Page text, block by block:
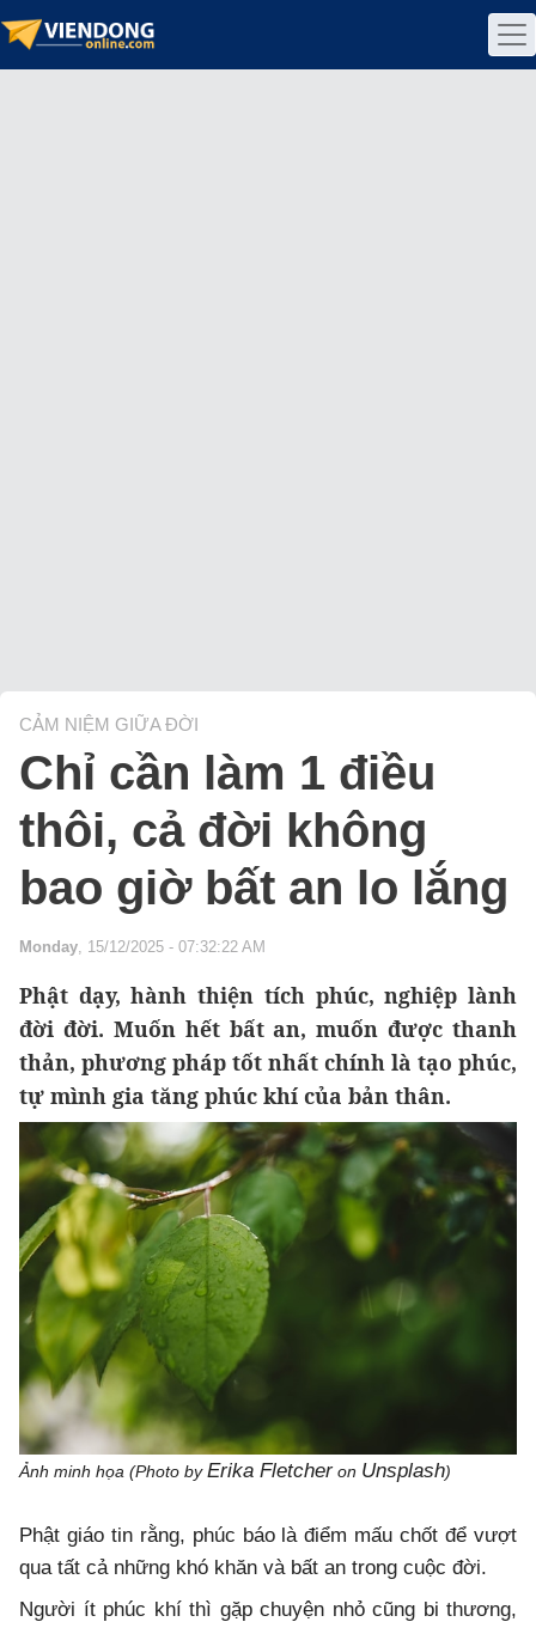
CẢM NIỆM GIỮA ĐỜI
Chỉ cần làm 1 điều
thôi, cả đời không
bao giờ bất an lo lắng
Monday, 15/12/2025 - 07:32:22 AM
Phật dạy, hành thiện tích phúc, nghiệp lành
đời đời. Muốn hết bất an, muốn được thanh
thản, phương pháp tốt nhất chính là tạo phúc,
tự mình gia tăng phúc khí của bản thân.
Ảnh minh họa (Photo byErika Fletcheron Unsplash)
Phật giáo tin rằng, phúc báo là điểm mấu chốt để vượt
qua tất cả những khó khăn và bất an trong cuộc đời.
Người ít phúc khí thì gặp chuyện nhỏ cũng bi thương,